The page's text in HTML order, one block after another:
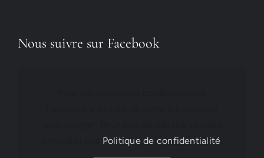
Nous suivre sur Facebook
Politique de confidentialité